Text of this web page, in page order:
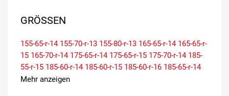
GRÖSSEN
155-65-r-14 155-70-r-13 155-80-r-13 165-65-r-14 165-65-r-
15 165-70-r-14 175-65-r-14 175-65-r-15 175-70-r-14 185-
55-r-15 185-60-r-14 185-60-r-15 185-60-r-16 185-65-r-14
185-65-r-15 195-45-r-16
Mehr anzeigen